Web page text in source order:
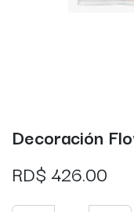
Decoración
RD$ 426.00